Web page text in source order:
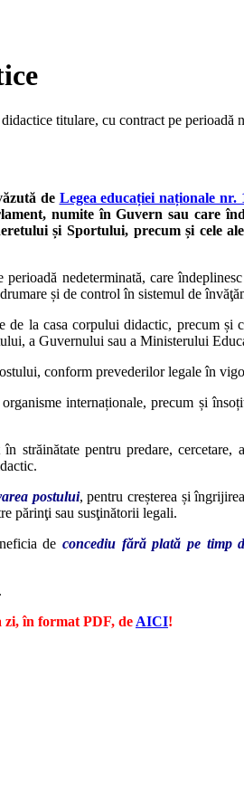
titulare, cu contract pe
de Legea educației naționale nr.
numite în Guvern sau care
și Sportului, precum și cele
nedeterminată, care îndeplinesc
și de control în sistemul de
la casa corpului didactic, precum
a Guvernului sau a Ministerului
conform prevederilor legale în
internaționale, precum și
străinătate pentru predare,
postului, pentru creșterea și
părinţi sau susţinătorii legali.
de concediu fără plată pe timp
zi, în format PDF, de AICI!